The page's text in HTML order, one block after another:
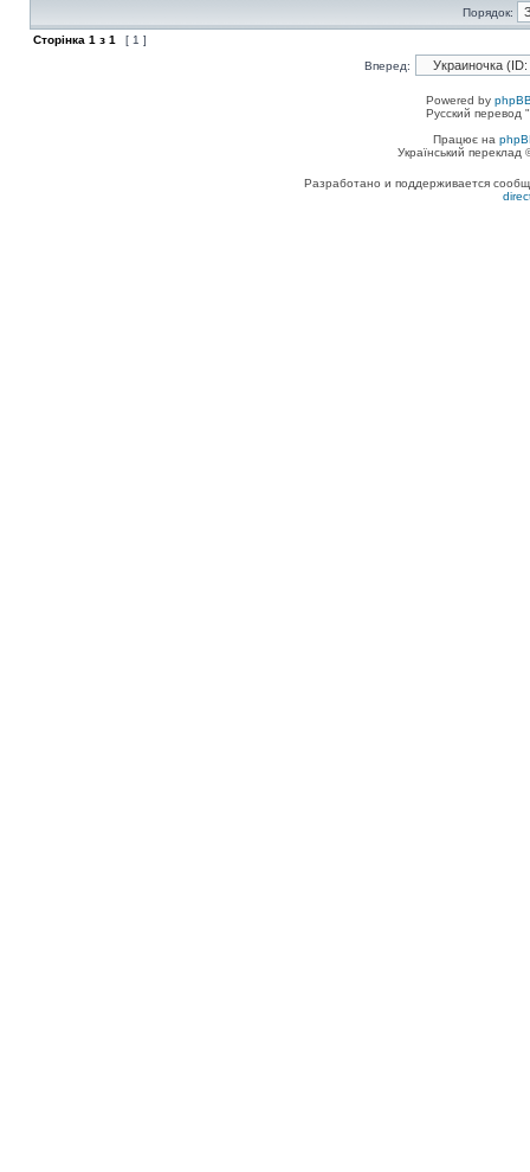
Порядок:
Сторінка 1 з 1
[ 1 ]
Вперед:
Powered by
Русский перевод
Працює на
Український
Разработано и поддерживается